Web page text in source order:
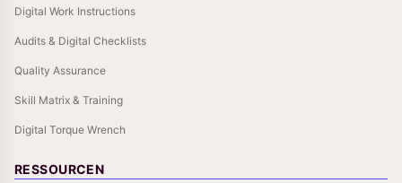
Digital Work Instructions
Audits & Digital Checklists
Quality Assurance
Skill Matrix & Training
Digital Torque Wrench
RESSOURCEN